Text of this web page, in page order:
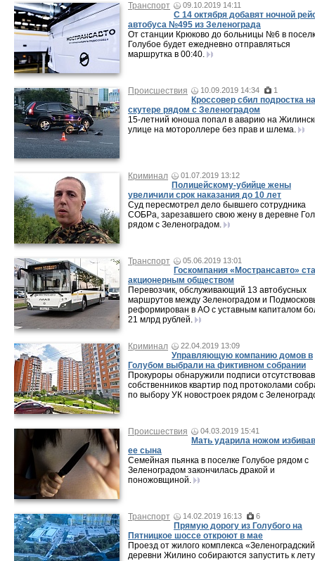
Транспорт 09.10.2019 14:11
С 14 октября добавят ночной
автобуса №495 из Зеленограда
От станции Крюково до больницы №6 в
Голубое будет ежедневно отправляться
маршрутка в 00:40.
Происшествия 10.09.2019 14:34 1
Кроссовер сбил подростка на
скутере рядом с Зеленоградом
15-летний юноша попал в аварию на
улице на мотороллере без прав и шлема.
Криминал 01.07.2019 13:12
Полицейскому-убийце жены
увеличили срок наказания до 10 лет
Суд пересмотрел дело бывшего сотрудника
СОБРа, зарезавшего свою жену в деревне
рядом с Зеленоградом.
Транспорт 05.06.2019 13:01
Госкомпания «Мострансавто»
акционерным обществом
Перевозчик, обслуживающий 13 автобусных
маршрутов между Зеленоградом и
реформирован в АО с уставным капиталом
21 млрд рублей.
Криминал 22.04.2019 13:09
Управляющую компанию домов в
Голубом выбрали на фиктивном собрании
Прокуроры обнаружили подписи
собственников квартир под протоколами
по выбору УК новостроек рядом с
Происшествия 04.03.2019 15:41
Мать ударила ножом
ее сына
Семейная пьянка в поселке Голубое рядом с
Зеленоградом закончилась дракой и
поножовщиной.
Транспорт 14.02.2019 16:13 6
Прямую дорогу из Голубого на
Пятницкое шоссе откроют в мае
Проезд от жилого комплекса
деревни Жилино собираются запустить к